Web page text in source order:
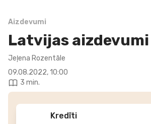
Aizdevumi
Latvijas aizdevumi
Jeļena Rozentāle
09.08.2022, 10:00
3 min.
Kredīti